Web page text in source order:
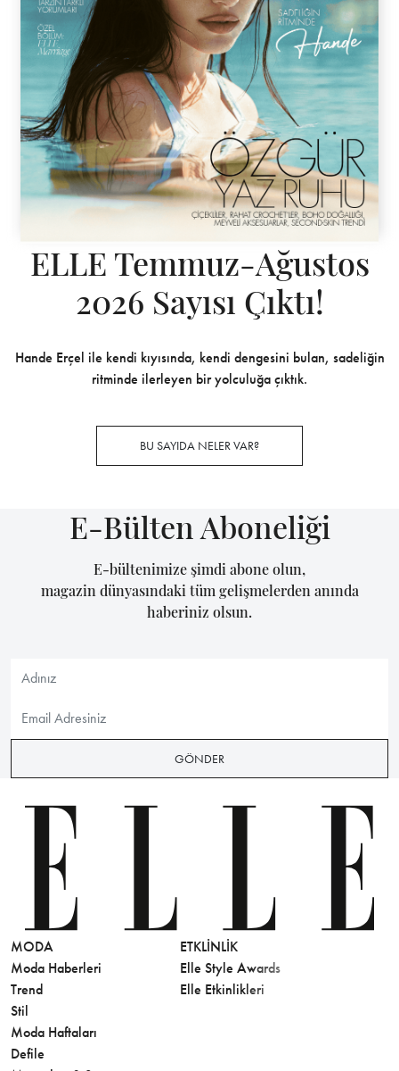
ELLE Temmuz-Ağustos
2026 Sayısı Çıktı!
Hande Erçel ile kendi kıyısında, kendi dengesini bulan, sadeliğin
ritminde ilerleyen bir yolculuğa çıktık.
BU SAYIDA NELER VAR?
E-Bülten Aboneliği
E-bültenimize şimdi abone olun,
magazin dünyasındaki tüm gelişmelerden anında
haberiniz olsun.
GÖNDER
MODA
Moda Haberleri
Trend
Stil
Moda Haftaları
Defile
ETKLINLIK
Elle Style Awards
Elle Etkinlikleri